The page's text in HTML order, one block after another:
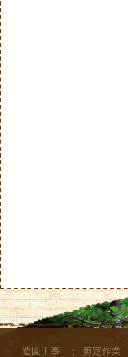
造園工事 剪定作業